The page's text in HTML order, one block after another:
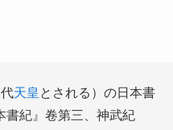
天皇 とされる）の日本書
書紀』卷第三、神武紀